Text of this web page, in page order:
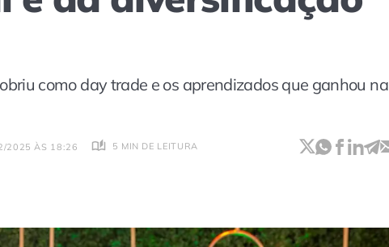
como day trade e os aprendizados que ganhou na
2025 ÀS 18:26 5 MIN DE LEITURA